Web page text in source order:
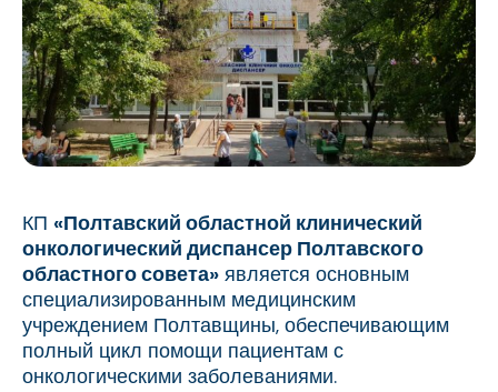
КП «Полтавский областной клинический
онкологический диспансер Полтавского
областного совета» является основным
специализированным медицинским
учреждением Полтавщины, обеспечивающим
полный цикл помощи пациентам с
онкологическими заболеваниями.